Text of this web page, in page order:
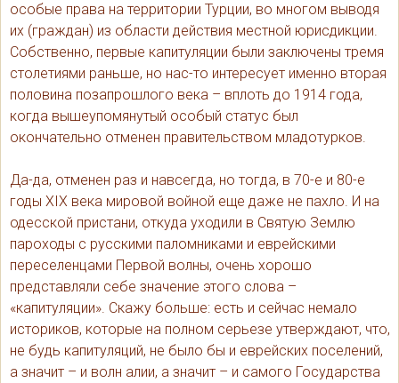
особые права на территории Турции, во многом выводя
их (граждан) из области действия местной юрисдикции.
Собственно, первые капитуляции были заключены тремя
столетиями раньше, но нас-то интересует именно вторая
половина позапрошлого века – вплоть до 1914 года,
когда вышеупомянутый особый статус был
окончательно отменен правительством младотурков.
Да-да, отменен раз и навсегда, но тогда, в 70-е и 80-е
годы XIX века мировой войной еще даже не пахло. И на
одесской пристани, откуда уходили в Святую Землю
пароходы с русскими паломниками и еврейскими
переселенцами Первой волны, очень хорошо
представляли себе значение этого слова –
«капитуляции». Скажу больше: есть и сейчас немало
историков, которые на полном серьезе утверждают, что,
не будь капитуляций, не было бы и еврейских поселений,
а значит – и волн алии, а значит – и самого Государства